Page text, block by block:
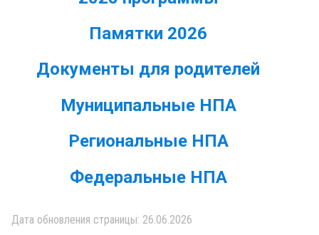
Памятки 2026
Документы для родителей
Муниципальные НПА
Региональные НПА
Федеральные НПА
Дата обновления страницы: 26.06.2026